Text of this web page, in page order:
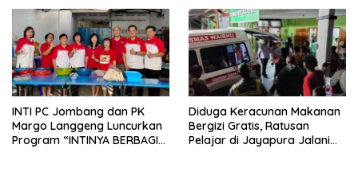
INTI PC Jombang dan PK
Margo Langgeng Luncurkan
Program “INTINYA BERBAGI”,
Diduga Keracunan Makanan
Bergizi Gratis, Ratusan
Pelajar di Jayapura Jalani